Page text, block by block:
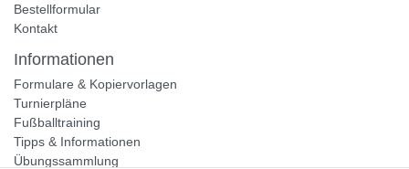
Bestellformular
Kontakt
Informationen
Formulare & Kopiervorlagen
Turnierpläne
Fußballtraining
Tipps & Informationen
Übungssammlung